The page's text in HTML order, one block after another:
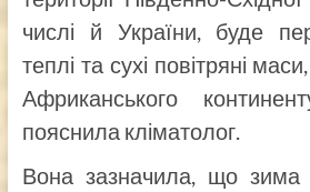
числі й України, буде
теплі та сухі повітряні
Африканського
пояснила кліматолог.
Вона зазначила, що